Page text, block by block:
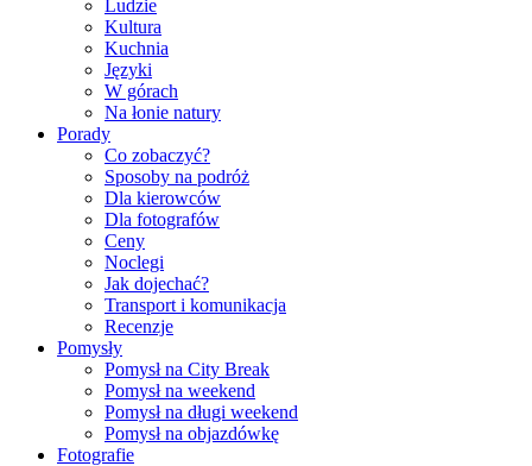
Ludzie
Kultura
Kuchnia
Języki
W górach
Na łonie natury
Porady
Co zobaczyć?
Sposoby na podróż
Dla kierowców
Dla fotografów
Ceny
Noclegi
Jak dojechać?
Transport i komunikacja
Recenzje
Pomysły
Pomysł na City Break
Pomysł na weekend
Pomysł na długi weekend
Pomysł na objazdówkę
Fotografie